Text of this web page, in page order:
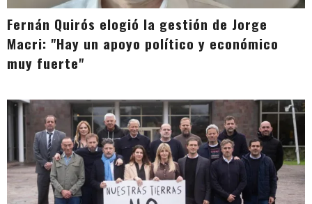
Fernán Quirós elogió la gestión de Jorge
Macri: "Hay un apoyo político y económico
muy fuerte"